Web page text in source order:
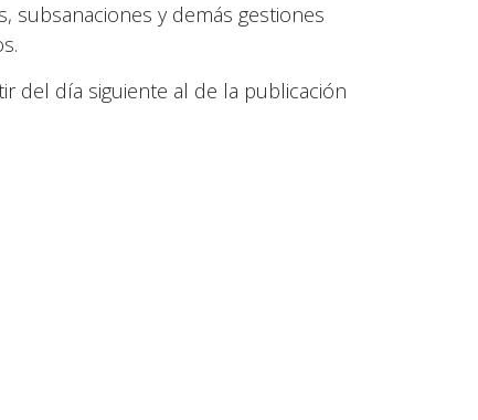
subsanaciones y demás gestiones
del día siguiente al de la publicación